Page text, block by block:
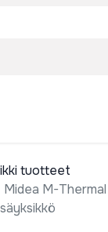
tuotteet
Midea M-